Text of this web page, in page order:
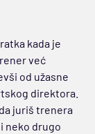
kada je
već
od užasne
direktora.
juriš trenera
neko drugo